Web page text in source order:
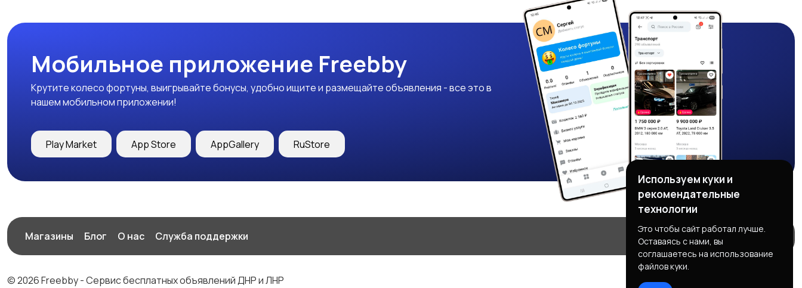
Мобильное приложение Freebby
Крутите колесо фортуны, выигрывайте бонусы, удобно ищите и размещайте объявления - все это в
нашем мобильном приложении!
Play Market App Store AppGallery RuStore
Магазины Блог О нас Служба поддержки
© 2026 Freebby - Сервис бесплатных объявлений ДНР и ЛНР
Используем куки и
рекомендательные
технологии
Это чтобы сайт работал лучше.
Оставаясь с нами, вы
соглашаетесь на использование
файлов куки.